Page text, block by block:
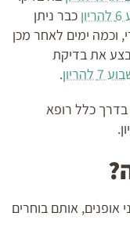
כבר ניתן
וכמה ימים לאחר מכן
את בדיקת
7 להריון
.
כלל רופא
אופנים, אותם בוחרים